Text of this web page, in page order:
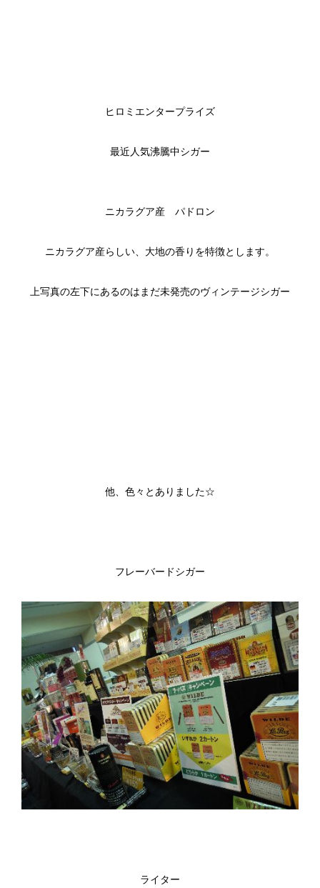
ヒロミエンタープライズ
最近人気沸騰中シガー
ニカラグア産 パドロン
ニカラグア産らしい、大地の香りを特徴とします。
上写真の左下にあるのはまだ未発売のヴィンテージシガー
他、色々とありました☆
フレーバードシガー
ライター